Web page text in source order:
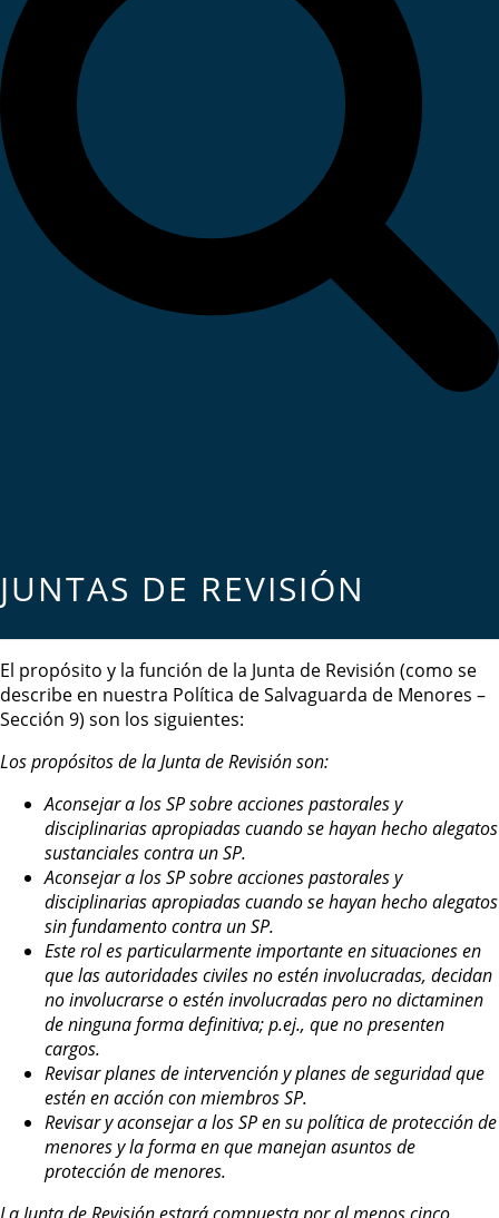
JUNTAS DE REVISIÓN
El propósito y la función de la Junta de Revisión (como se
describe en nuestra Política de Salvaguarda de Menores –
Sección 9) son los siguientes:
Los propósitos de la Junta de Revisión son:
Aconsejar a los SP sobre acciones pastorales y
disciplinarias apropiadas cuando se hayan hecho alegatos
sustanciales contra un SP.
Aconsejar a los SP sobre acciones pastorales y
disciplinarias apropiadas cuando se hayan hecho alegatos
sin fundamento contra un SP.
Este rol es particularmente importante en situaciones en
que las autoridades civiles no estén involucradas, decidan
no involucrarse o estén involucradas pero no dictaminen
de ninguna forma definitiva; p.ej., que no presenten
cargos.
Revisar planes de intervención y planes de seguridad que
estén en acción con miembros SP.
Revisar y aconsejar a los SP en su política de protección de
menores y la forma en que manejan asuntos de
protección de menores.